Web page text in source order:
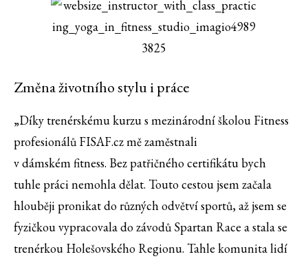
Změna životního stylu i práce
„Díky trenérskému kurzu s mezinárodní školou Fitness
profesionálů FISAF.cz mě zaměstnali
v dámském fitness. Bez patřičného certifikátu bych
tuhle práci nemohla dělat. Touto cestou jsem začala
hlouběji pronikat do různých odvětví sportů, až jsem se
fyzičkou vypracovala do závodů Spartan Race a stala se
trenérkou Holešovského Regionu. Tahle komunita lidí